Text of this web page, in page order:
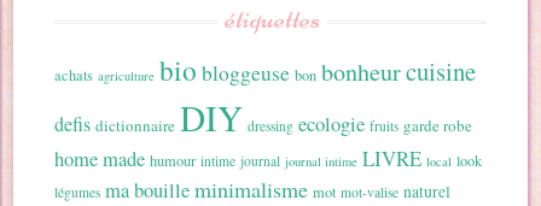
étiquettes
achats agriculture bio bloggeuse bon bonheurcuisine
defis dictionnaire DIY dressing ecologie fruits garde robe
home made humour intime journal journal intime LIVRE local look
légumes ma bouilleminimalisme mot mot-valise naturel